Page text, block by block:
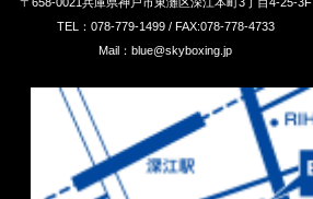
TEL：078-779-1499 / FAX:078-778-4733
Mail：blue@skyboxing.jp